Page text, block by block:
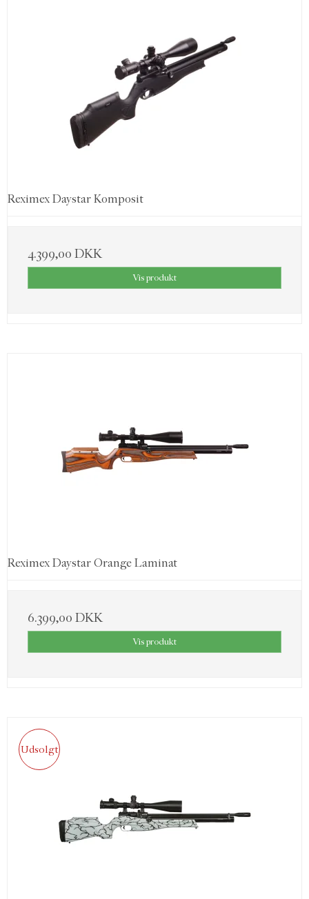
Reximex Daystar Komposit
4.399,00 DKK
Vis produkt
Reximex Daystar Orange Laminat
6.399,00 DKK
Vis produkt
Udsolgt